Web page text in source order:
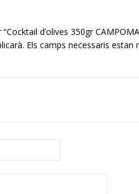
d’olives 350gr
Els camps necessaris estan